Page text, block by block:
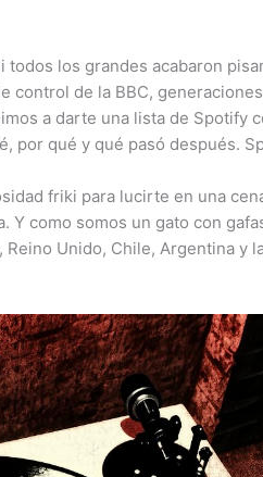
los grandes acabaron
control de la BBC,
a darte una lista de Spotify
por qué y qué pasó después.
friki para lucirte en una
como somos un gato con
Unido, Chile, Argentina y